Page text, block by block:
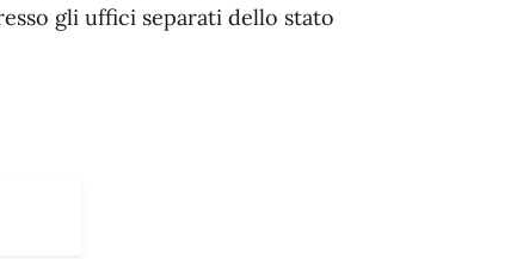
gli uffici separati dello stato